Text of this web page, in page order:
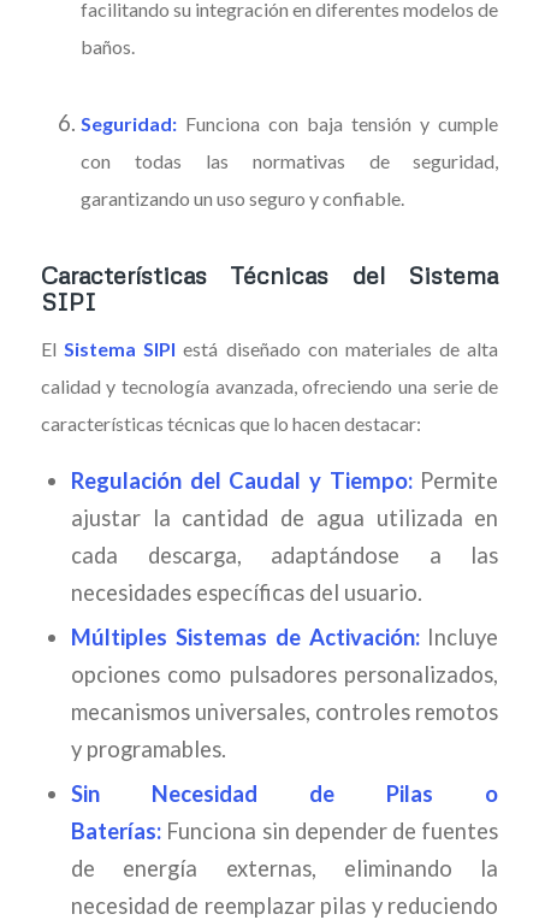
facilitando su integración en diferentes modelos de
baños.
Seguridad:Funciona con baja tensión y cumple
con todas las normativas de seguridad,
garantizando un uso seguro y confiable.
Características Técnicas del Sistema
SIPI
El Sistema SIPI está diseñado con materiales de alta
calidad y tecnología avanzada, ofreciendo una serie de
características técnicas que lo hacen destacar:
Regulación del Caudal y Tiempo:Permite
ajustar la cantidad de agua utilizada en
cada descarga, adaptándose a las
necesidades específicas del usuario.
Múltiples Sistemas de Activación:Incluye
opciones como pulsadores personalizados,
mecanismos universales, controles remotos
y programables.
Sin Necesidad de Pilas o
Baterías:Funciona sin depender de fuentes
de energía externas, eliminando la
necesidad de reemplazar pilas y reduciendo